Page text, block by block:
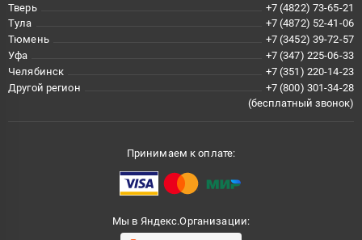
Тверь
+7 (4822) 73-65-21
Тула
+7 (4872) 52-41-06
Тюмень
+7 (3452) 39-72-57
Уфа
+7 (347) 225-06-33
Челябинск
+7 (351) 220-14-23
Другой регион
+7 (800) 301-34-28
(бесплатный звонок)
Принимаем к оплате:
Мы в Яндекс.Организации: